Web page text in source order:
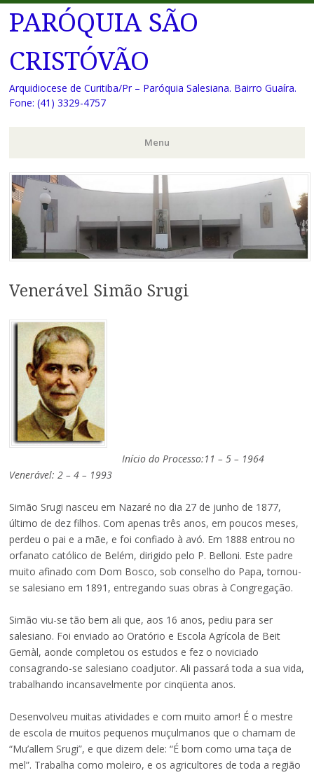
PARÓQUIA SÃO
CRISTÓVÃO
Arquidiocese de Curitiba/Pr – Paróquia Salesiana. Bairro Guaíra.
Fone: (41) 3329-4757
Menu
Pular
para
o
conteúdo
Venerável Simão Srugi
Início do Processo:11 – 5 – 1964
Venerável: 2 – 4 – 1993
Simão Srugi nasceu em Nazaré no dia 27 de junho de 1877,
último de dez filhos. Com apenas três anos, em poucos meses,
perdeu o pai e a mãe, e foi confiado à avó. Em 1888 entrou no
orfanato católico de Belém, dirigido pelo P. Belloni. Este padre
muito afinado com Dom Bosco, sob conselho do Papa, tornou-
se salesiano em 1891, entregando suas obras à Congregação.
Simão viu-se tão bem ali que, aos 16 anos, pediu para ser
salesiano. Foi enviado ao Oratório e Escola Agrícola de Beit
Gemàl, aonde completou os estudos e fez o noviciado
consagrando-se salesiano coadjutor. Ali passará toda a sua vida,
trabalhando incansavelmente por cinqüenta anos.
Desenvolveu muitas atividades e com muito amor! É o mestre
de escola de muitos pequenos muçulmanos que o chamam de
“Mu’allem Srugi”, e que dizem dele: “É bom como uma taça de
mel”. Trabalha como moleiro, e os agricultores de toda a região